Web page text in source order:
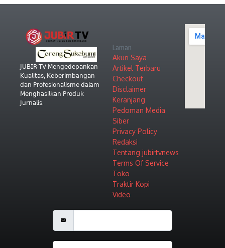
𝖩𝖴𝖡𝖨𝖱 𝖳𝖵 𝖬𝖾𝗇𝗀𝖾𝖽𝖾𝗉𝖺𝗇𝗄𝖺𝗇
𝖪𝗎𝖺𝗅𝗂𝗍𝖺𝗌, 𝖪𝖾𝖻𝖾𝗋𝗂𝗆𝖻𝖺𝗇𝗀𝖺𝗇
𝖽𝖺𝗇 𝖯𝗋𝗈𝖿𝖾𝗌𝗂𝗈𝗇𝖺𝗅𝗂𝗌𝗆𝖾 𝖽𝖺𝗅𝖺𝗆
𝖬𝖾𝗇𝗀𝗁𝖺𝗌𝗂𝗅𝗄𝖺𝗇 𝖯𝗋𝗈𝖽𝗎𝗄
𝖩𝗎𝗋𝗇𝖺𝗅𝗂𝗌.
Laman
Akun Saya
Artikel Terbaru
Checkout
Disclaimer
Keranjang
Pedoman Media
Siber
Privacy Policy
Redaksi
Tentang jubirtvnews
Terms Of Service
Toko
Traktir Kopi
Video